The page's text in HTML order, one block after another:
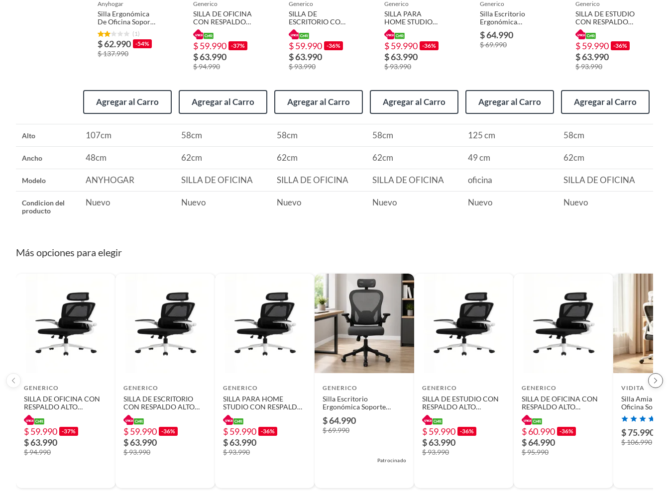
Cuenta con apoyapiés No
Cuenta con respaldo reclinable Sí
48cm
Material de la estructura Plástico
Tipo de silla de escritorio Ejecutiva
anyhogar
Silla Ergonómica
De Oficina Soporte
Lumbar Ajustable
Bl
(1)
$ 62.990 -54%
$ 137.990
Agregar al Carro
generico
SILLA DE OFICINA
CON RESPALDO
ALTO
ERGONÓMICO
COLOR BLANCO
$ 59.990 -37%
$ 63.990
$ 94.990
Agregar al Carro
generico
SILLA DE
ESCRITORIO CON
RESPALDO ALTO
ERGONÓMICO
COLOR BLANCO
$ 59.990 -36%
$ 63.990
$ 93.990
Agregar al Carro
generico
SILLA PARA
HOME STUDIO
CON RESPALDO
ALTO
ERGONÓMICO
COLOR BLANCO
$ 59.990 -36%
$ 63.990
$ 93.990
Agregar al Carro
generico
Silla Escritorio
Ergonómica
Soporte Lumbar
Con
Reposacabezas
$ 64.990
$ 69.990
Agregar al Carro
generico
SILLA DE ESTUDIO
CON RESPALDO
ALTO
ERGONÓMICO
COLOR BLANCO
$ 59.990 -36%
$ 63.990
$ 93.990
Agregar al Carro
Alto 107cm 58cm 58cm 58cm 125 cm 58cm
Ancho 48cm 62cm 62cm 62cm 49 cm 62cm
Modelo ANYHOGAR SILLA DE OFICINA SILLA DE OFICINA SILLA DE OFICINA oficina SILLA DE OFICINA
Condicion del
producto
Nuevo Nuevo Nuevo Nuevo Nuevo Nuevo
Más opciones para elegir
GENERICO
SILLA DE OFICINA CON
RESPALDO ALTO
ERGONÓMICO COLOR
BLANCO
$ 59.990 -37%
$ 63.990
$ 94.990
GENERICO
SILLA DE ESCRITORIO
CON RESPALDO ALTO
ERGONÓMICO COLOR
BLANCO
$ 59.990 -36%
$ 63.990
$ 93.990
GENERICO
SILLA PARA HOME
STUDIO CON RESPALDO
ALTO ERGONÓMICO
COLOR BLANCO
$ 59.990 -36%
$ 63.990
$ 93.990
GENERICO
Silla Escritorio
Ergonómica Soporte
Reposacabezas
$ 64.990
$ 69.990
Patrocinado
GENERICO
SILLA DE ESTUDIO CON
RESPALDO ALTO
ERGONÓMICO COLOR
BLANCO
$ 59.990 -36%
$ 63.990
$ 93.990
GENERICO
SILLA DE OFICINA CON
RESPALDO ALTO
ERGONÓMICO COLOR
BLANCO
$ 60.990 -36%
$ 64.990
$ 95.990
VIDITA
Silla Amia
Oficina
Ajustable
$ 75.990
$ 106.990